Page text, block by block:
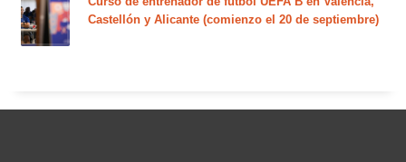
Castellón y Alicante (comienzo el 20 de septiembre)